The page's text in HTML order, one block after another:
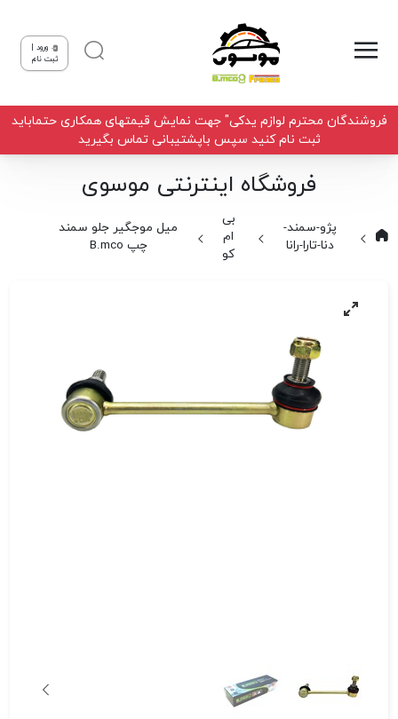
ورود |
ثبت نام
فروشندگان محترم لوازم یدکی" جهت نمایش قیمتهای همکاری حتماباید
ثبت نام کنید سپس باپشتیبانی تماس بگیرید
فروشگاه اینترنتی موسوی
پژو-سمند-
دنا-تارا-رانا
بی
ام
کو
میل موجگیر جلو سمند
چپ B.mco